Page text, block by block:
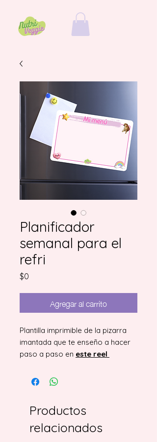
Planificador
semanal para el
refri
$0
Agregar al carrito
Plantilla imprimible de la pizarra
imantada que te enseño a hacer
paso a paso en este reel
Productos
relacionados